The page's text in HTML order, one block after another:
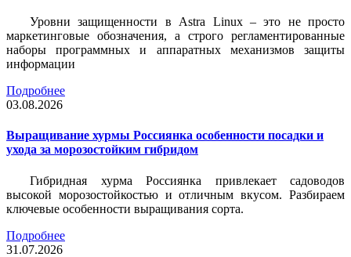
Уровни защищенности в Astra Linux – это не просто
маркетинговые обозначения, а строго регламентированные
наборы программных и аппаратных механизмов защиты
информации
Подробнее
03.08.2026
Выращивание хурмы Россиянка особенности посадки и
ухода за морозостойким гибридом
Гибридная хурма Россиянка привлекает садоводов
высокой морозостойкостью и отличным вкусом. Разбираем
ключевые особенности выращивания сорта.
Подробнее
31.07.2026